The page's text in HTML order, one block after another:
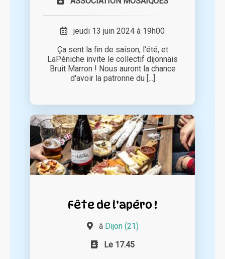
jeudi 13 juin 2024 à 19h00
Ça sent la fin de saison, l'été, et
LaPéniche invite le collectif dijonnais
Bruit Marron ! Nous auront la chance
d'avoir la patronne du [...]
Fête de l’apéro !
à Dijon (21)
Le 17.45